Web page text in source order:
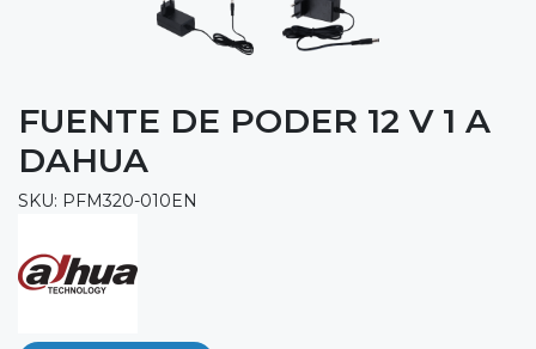
FUENTE DE PODER 12 V 1 A
DAHUA
SKU: PFM320-010EN